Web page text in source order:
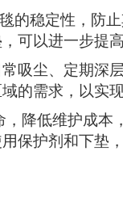
稳定性，防
可以进一步提
吸尘、定期深
的需求，以实
降低维护成
保护剂和下垫